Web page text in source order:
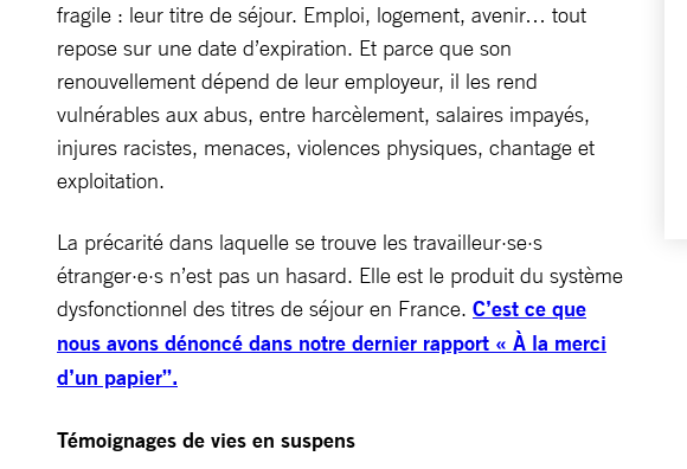
fragile : leur titre de séjour. Emploi, logement, avenir… tout
repose sur une date d’expiration. Et parce que son
renouvellement dépend de leur employeur, il les rend
vulnérables aux abus, entre harcèlement, salaires impayés,
injures racistes, menaces, violences physiques, chantage et
exploitation.
La précarité dans laquelle se trouve les travailleur·se·s
étranger·e·s n’est pas un hasard. Elle est le produit du système
dysfonctionnel des titres de séjour en France. C’est ce que
nous avons dénoncé dans notre dernier rapport « À la merci
d’un papier”.
Témoignages de vies en suspens